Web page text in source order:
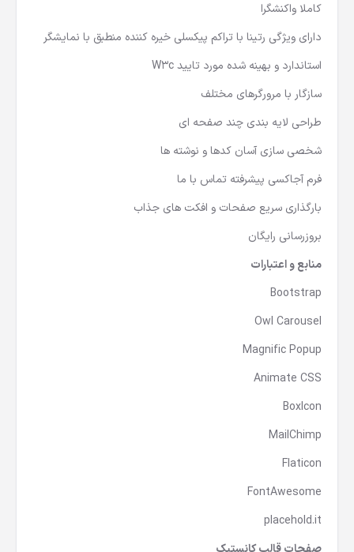
کاملا واکنشگرا
دارای ویژگی رتینا با تراکم پیکسلی خیره کننده منطبق با نمایشگر
استاندارد و بهینه شده مورد تایید W3c
سازگار با مرورگرهای مختلف
طراحی لایه بندی چند صفحه ای
شخصی سازی آسان کدها و نوشته ها
فرم آجاکسی پیشرفته تماس با ما
بارگذاری سریع صفحات و افکت های جذاب
بروزرسانی رایگان
منابع و اعتبارات
Bootstrap
Owl Carousel
Magnific Popup
Animate CSS
BoxIcon
MailChimp
Flaticon
FontAwesome
placehold.it